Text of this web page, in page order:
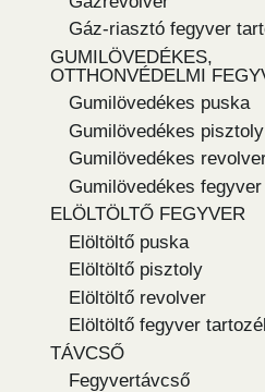
Gáz-riasztó fegyver
GUMILÖVEDÉKES,
OTTHONVÉDELMI
Gumilövedékes puska
Gumilövedékes pisztoly
Gumilövedékes
Gumilövedékes
ELÖLTÖLTŐ FEGYVER
Elöltöltő puska
Elöltöltő pisztoly
Elöltöltő revolver
Elöltöltő fegyver
TÁVCSŐ
Fegyvertávcső